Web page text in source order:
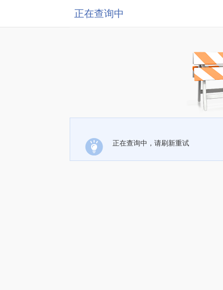
正在查询中
正在查询中，请刷新重试